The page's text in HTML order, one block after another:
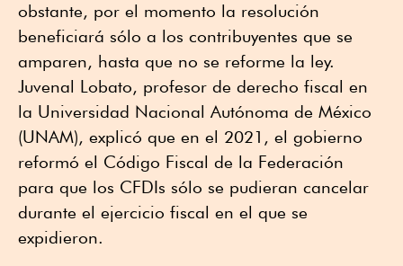
obstante, por el momento la resolución
beneficiará sólo a los contribuyentes que se
amparen, hasta que no se reforme la ley.
Juvenal Lobato, profesor de derecho fiscal en
la Universidad Nacional Autónoma de México
(UNAM), explicó que en el 2021, el gobierno
reformó el Código Fiscal de la Federación
para que los CFDIs sólo se pudieran cancelar
durante el ejercicio fiscal en el que se
expidieron.